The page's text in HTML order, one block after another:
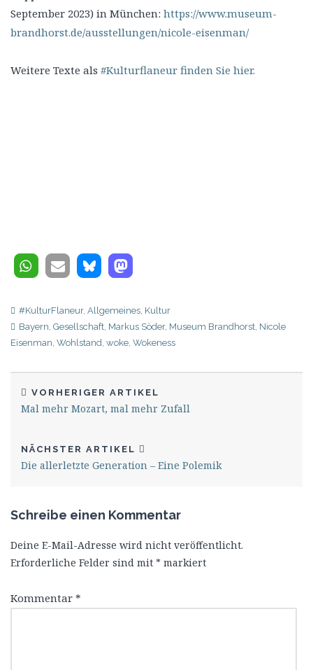
September 2023) in München: https://www.museum-
brandhorst.de/ausstellungen/nicole-eisenman/
Weitere Texte als #Kulturflaneur finden Sie hier.
#KulturFlaneur, Allgemeines Kultur
Bayern Gesellschaft Markus Söder, Museum Brandhorst Nicole
Eisenman Wohlstand woke Wokeness
VORHERIGER ARTIKEL
Mal mehr Mozart, mal mehr Zufall
NÄCHSTER ARTIKEL
Die allerletzte Generation – Eine Polemik
Schreibe einen Kommentar
Deine E-Mail-Adresse wird nicht veröffentlicht.
Erforderliche Felder sind mit * markiert
Kommentar *